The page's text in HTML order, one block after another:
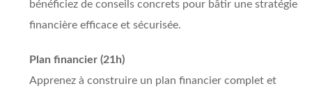
bénéficiez de conseils concrets pour bâtir une stratégie
financière efficace et sécurisée.
Plan financier (21h)
Apprenez à construire un plan financier complet et